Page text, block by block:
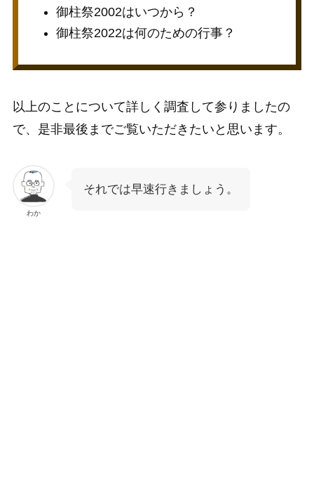
御柱祭2002はいつから？
御柱祭2022は何のための行事？
以上のことについて詳しく調査して参りましたの
で、是非最後までご覧いただきたいと思います。
わか
それでは早速行きましょう。